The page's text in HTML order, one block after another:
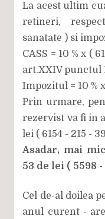
La acest ultim
retineri,
sanatate ) si
CASS = 10 % x (
art.XXIV punctul
Impozitul = 10 %
Prin urmare,
rezervist va fi in
lei ( 6154 - 215 -
Asadar, mai
53 de lei ( 5598 -
Cel de-al doilea
anul curent -